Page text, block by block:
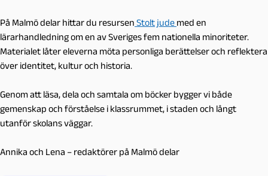
På Malmö delar hittar du resursen Stolt jude med en
lärarhandledning om en av Sveriges fem nationella minoriteter.
Materialet låter eleverna möta personliga berättelser och reflektera
över identitet, kultur och historia.
Genom att läsa, dela och samtala om böcker bygger vi både
gemenskap och förståelse i klassrummet, i staden och långt
utanför skolans väggar.
Annika och Lena – redaktörer på Malmö delar